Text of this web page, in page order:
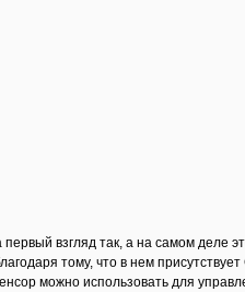
взгляд так, а на самом
тому, что в нем
можно использовать для